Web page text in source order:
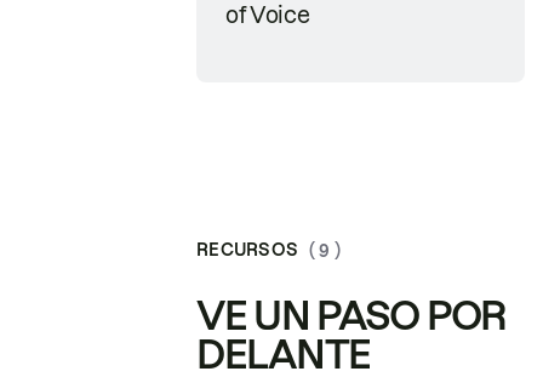
of Voice
RECURSOS ( 9 )
VE UN PASO POR
DELANTE